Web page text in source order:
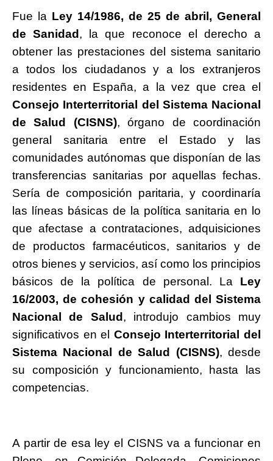
Fue la Ley 14/1986, de 25 de abril, General
de Sanidad , la que reconoce el derecho a
obtener las prestaciones del sistema sanitario
a todos los ciudadanos y a los extranjeros
residentes en España, a la vez que crea el
Consejo Interterritorial del Sistema Nacional
de Salud (CISNS), órgano de coordinación
general sanitaria entre el Estado y las
comunidades autónomas que disponían de las
transferencias sanitarias por aquellas fechas.
Sería de composición paritaria, y coordinaría
las líneas básicas de la política sanitaria en lo
que afectase a contrataciones, adquisiciones
de productos farmacéuticos, sanitarios y de
otros bienes y servicios, así como los principios
básicos de la política de personal. La Ley
16/2003, de cohesión y calidad del Sistema
Nacional de Salud , introdujo cambios muy
significativos en el Consejo Interterritorial del
Sistema Nacional de Salud (CISNS), desde
su composición y funcionamiento, hasta las
competencias.
A partir de esa ley el CISNS va a funcionar en